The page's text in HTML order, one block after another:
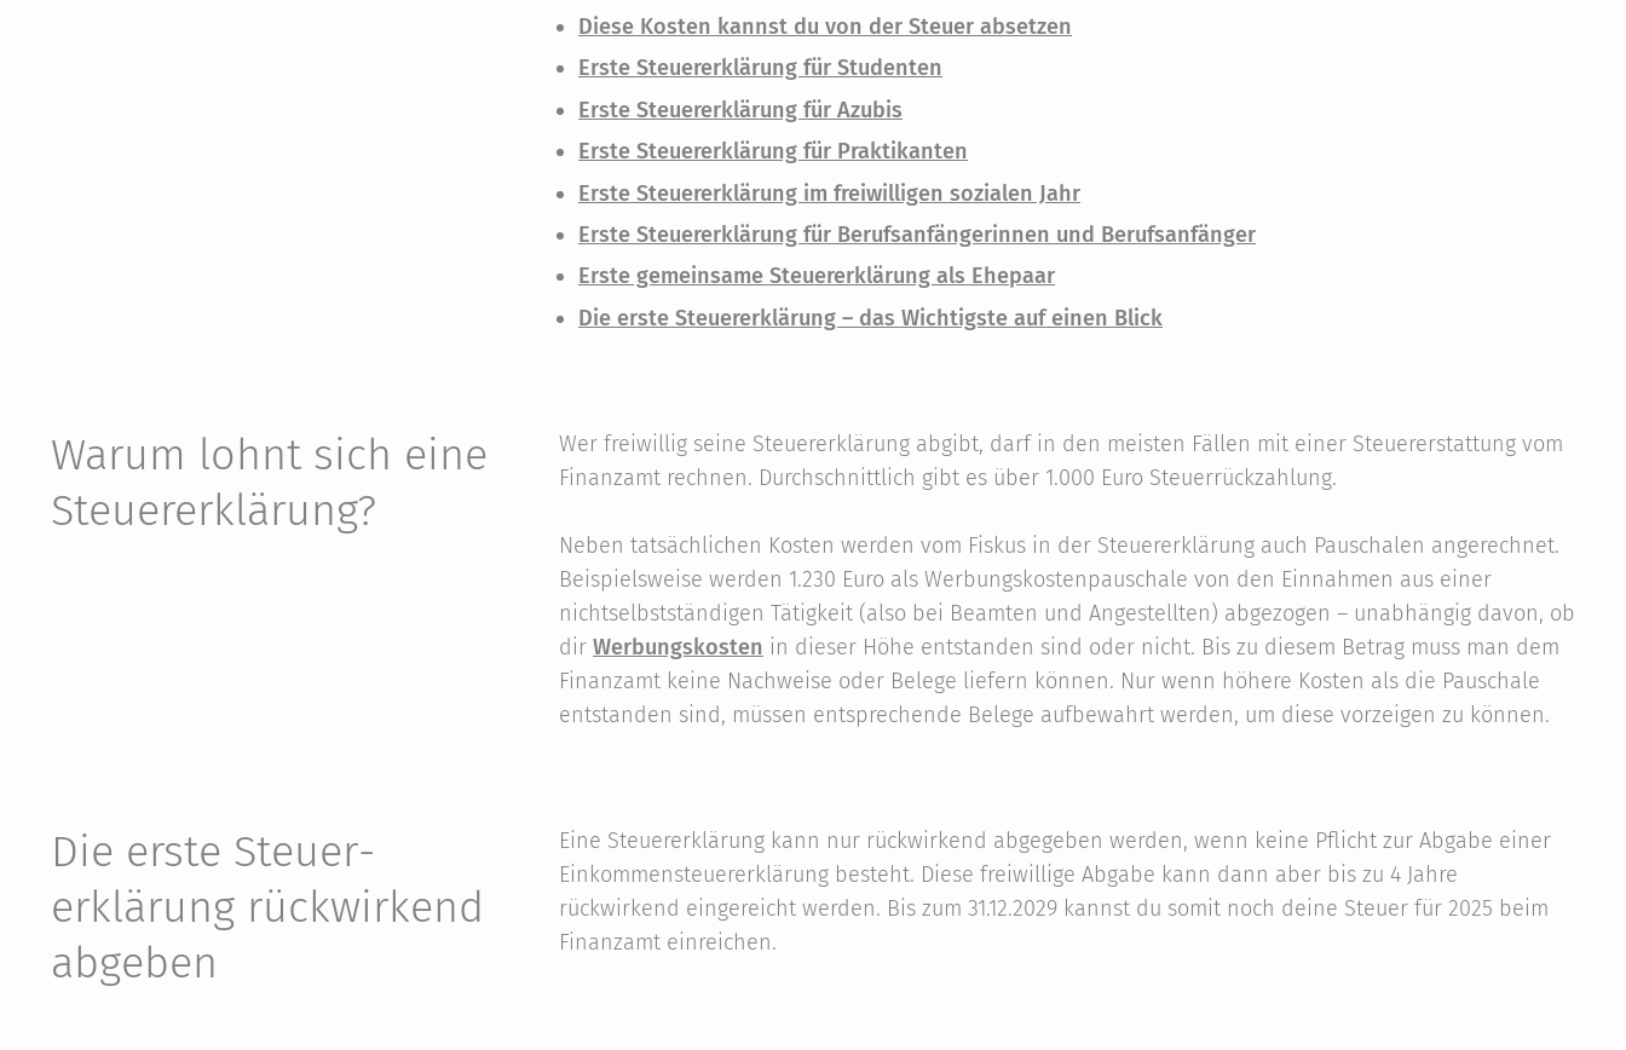
Diese Kosten kannst du von der Steuer absetzen
Erste Steuererklärung für Studenten
Erste Steuererklärung für Azubis
Erste Steuererklärung für Praktikanten
Erste Steuererklärung im freiwilligen sozialen Jahr
Erste Steuererklärung für Berufsanfängerinnen und Berufsanfänger
Erste gemeinsame Steuererklärung als Ehepaar
Die erste Steuererklärung – das Wichtigste auf einen Blick
Warum lohnt sich eine
Steuer­erklärung?
Wer freiwillig seine Steuererklärung abgibt, darf in den meisten Fällen mit einer Steuererstattung vom
Finanzamt rechnen. Durchschnittlich gibt es über 1.000 Euro Steuerrückzahlung.
Neben tatsächlichen Kosten werden vom Fiskus in der Steuererklärung auch Pauschalen angerechnet.
Beispielsweise werden 1.230 Euro als Werbungskostenpauschale von den Einnahmen aus einer
nichtselbstständigen Tätigkeit (also bei Beamten und Angestellten) abgezogen – unabhängig davon, ob
dir Werbungskosten in dieser Höhe entstanden sind oder nicht. Bis zu diesem Betrag muss man dem
Finanzamt keine Nachweise oder Belege liefern können. Nur wenn höhere Kosten als die Pauschale
entstanden sind, müssen entsprechende Belege aufbewahrt werden, um diese vorzeigen zu können.
Die erste Steuer­
erklärung rückwirkend
abgeben
Eine Steuererklärung kann nur rückwirkend abgegeben werden, wenn keine Pflicht zur Abgabe einer
Einkommensteuererklärung besteht. Diese freiwillige Abgabe kann dann aber bis zu 4 Jahre
rückwirkend eingereicht werden. Bis zum 31.12.2029 kannst du somit noch deine Steuer für 2025 beim
Finanzamt einreichen.